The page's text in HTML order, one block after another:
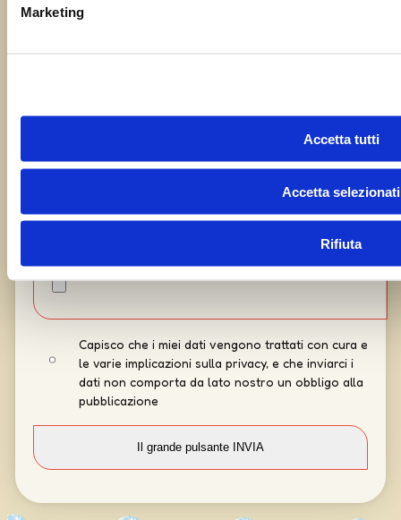
Marketing
Accetta tutti
Accetta selezionati
Rifiuta
Capisco che i miei dati vengono trattati con cura e
le varie implicazioni sulla privacy, e che inviarci i
dati non comporta da lato nostro un obbligo alla
pubblicazione